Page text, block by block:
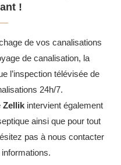
!
de vos canalisations
de canalisation, la
l’inspection télévisée de
24h/7.
Zellikintervient également
ainsi que pour tout
pas à nous contacter